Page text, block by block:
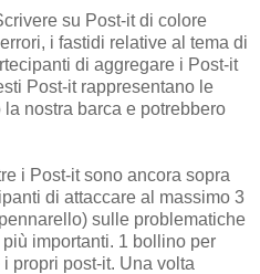
su Post-it di colore
i fastidi relative al tema di
di aggregare i Post-it
Post-it rappresentano le
nostra barca e potrebbero
i Post-it sono ancora sopra
di attaccare al massimo 3
sulle problematiche
importanti. 1 bollino per
propri post-it. Una volta